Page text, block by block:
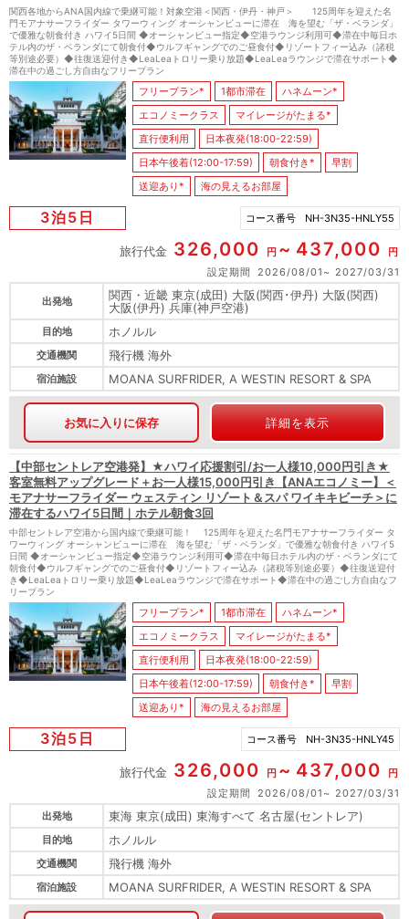
関西各地からANA国内線で乗継可能！対象空港＜関西・伊丹・神戸＞ 125周年を迎えた名
門モアナサーフライダー タワーウィング オーシャンビューに滞在 海を望む「ザ・ベランダ」
で優雅な朝食付き ハワイ5日間 ◆オーシャンビュー指定◆空港ラウンジ利用可◆滞在中毎日ホ
テル内のザ・ベランダにて朝食付◆ウルフギャングでのご昼食付◆リゾートフィー込み（諸税
等別途必要）◆往復送迎付き◆LeaLeaトロリー乗り放題◆LeaLeaラウンジで滞在サポート◆
滞在中の過ごし方自由なフリープラン
フリープラン* 1都市滞在
ハネムーン*
エコノミークラス
マイレージがたまる*
直行便利用
日本夜発(18:00-22:59)
日本午後着(12:00-17:59)
朝食付き*
早割
送迎あり*
海の見えるお部屋
3泊5日 コース番号 NH-3N35-HNLY55
旅行代金 326,000 円 437,000
円
設定期間
2026/08/01 2027/03/31
出発地
関西・近畿 東京(成田) 大阪(関西･伊丹) 大阪(関西)
大阪(伊丹) 兵庫(神戸空港)
目的地 ホノルル
交通機関 飛行機 海外
宿泊施設 MOANA SURFRIDER, A WESTIN RESORT & SPA
お気に入りに保存 詳細を表示
【中部セントレア空港発】★ハワイ応援割引/お一人様10,000円引き★
客室無料アップグレード＋お一人様15,000円引き【ANAエコノミー】＜
モアナサーフライダー ウェスティン リゾート＆スパ ワイキキビーチ＞に
滞在するハワイ5日間｜ホテル朝食3回
中部セントレア空港から国内線で乗継可能！ 125周年を迎えた名門モアナサーフライダー タ
ワーウィング オーシャンビューに滞在 海を望む「ザ・ベランダ」で優雅な朝食付き ハワイ5
日間 ◆オーシャンビュー指定◆空港ラウンジ利用可◆滞在中毎日ホテル内のザ・ベランダにて
朝食付◆ウルフギャングでのご昼食付◆リゾートフィー込み（諸税等別途必要）◆往復送迎付
き◆LeaLeaトロリー乗り放題◆LeaLeaラウンジで滞在サポート◆滞在中の過ごし方自由なフ
リープラン
フリープラン* 1都市滞在
ハネムーン*
エコノミークラス
マイレージがたまる*
直行便利用
日本夜発(18:00-22:59)
日本午後着(12:00-17:59)
朝食付き*
早割
送迎あり*
海の見えるお部屋
3泊5日 コース番号 NH-3N35-HNLY45
旅行代金 326,000 円 437,000
円
設定期間
2026/08/01
2027/03/31
出発地
東海 東京(成田) 東海すべて 名古屋(セントレア)
目的地 ホノルル
交通機関 飛行機 海外
宿泊施設 MOANA SURFRIDER, A WESTIN RESORT & SPA